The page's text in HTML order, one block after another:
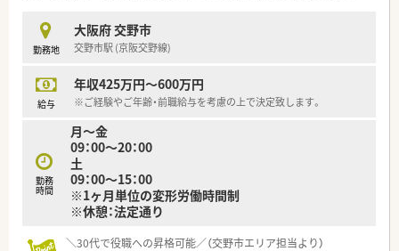
OTC・在宅と様々な分野を経験出来るためスキルアップできる環
境です。
■30代の管理薬剤師をはじめ穏やかなスタッフが多く、何でも
相談しやすい風通しの良い和気あいあいとした社風です。
■「店舗の雰囲気が入社理由」と言われるほど、人間関係が良好
勤務地
大阪府 交野市
交野市駅 (京阪交野線)
給与
年収425万円～600万円
※ご経験やご年齢・前職給与を考慮の上で決定致します。
勤務
時間
月～金
09：00～20：00
土
09：00～15：00
※1ヶ月単位の変形労働時間制
※休憩：法定通り
＼30代で役職への昇格可能／（交野市エリア担当より）